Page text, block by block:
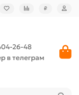
₽
26-48
в телеграм